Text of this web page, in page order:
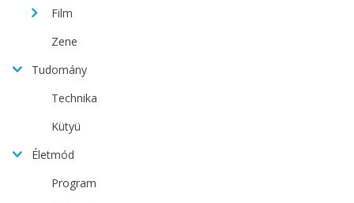
Film
Zene
Tudomány
Technika
Kütyü
Életmód
Program